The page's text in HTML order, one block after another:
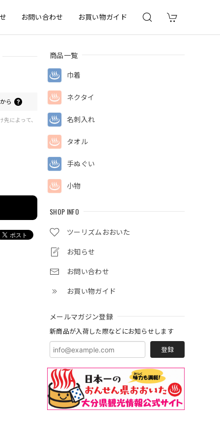
お問い合わせ お買い物ガイド
商品一覧
巾着
ネクタイ
名刺入れ
タオル
手ぬぐい
小物
SHOP INFO
ツーリズムおおいた
お知らせ
お問い合わせ
お買い物ガイド
メールマガジン登録
新商品が入荷した際などにお知らせします
登録
から
によって、